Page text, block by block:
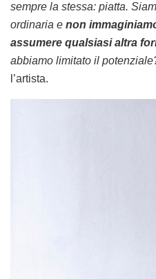
sempre la stessa: piatta.
ordinaria e non
assumere qualsiasi altra
abbiamo limitato il
l’artista.